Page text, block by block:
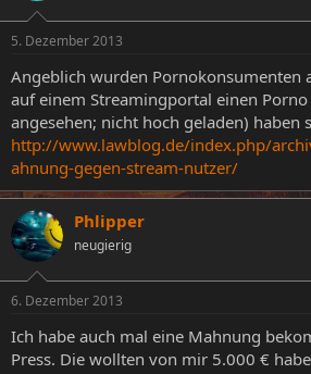
5. Dezember 2013
Angeblich wurden Pornokonsumenten
auf einem Streamingportal einen
angesehen; nicht hoch geladen) haben
http://www.lawblog.de/index.php/
ahnung-gegen-stream-nutzer/
Phlipper
neugierig
6. Dezember 2013
Ich habe auch mal eine Mahnung
Press. Die wollten von mir 5.000 €